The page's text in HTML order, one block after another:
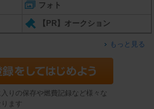
フォト
【PR】オークション
もっと見る
りの保存や燃費記録など様々な
ます